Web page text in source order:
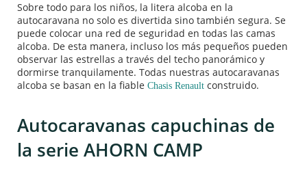
Sobre todo para los niños, la litera alcoba en la
autocaravana no solo es divertida sino también segura. Se
puede colocar una red de seguridad en todas las camas
alcoba. De esta manera, incluso los más pequeños pueden
observar las estrellas a través del techo panorámico y
dormirse tranquilamente. Todas nuestras autocaravanas
alcoba se basan en la fiable Chasis Renault construido.
Autocaravanas capuchinas de
la serie AHORN CAMP